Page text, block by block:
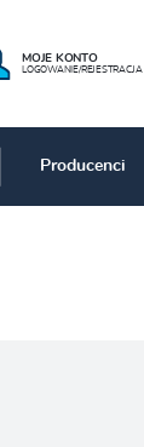
MOJE KONTO
LOGOWANIE/REJESTRACJA
Producenci